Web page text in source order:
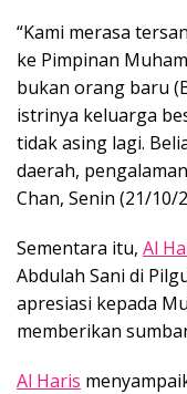
“Kami merasa
ke Pimpinan
bukan orang baru
istrinya keluarga
tidak asing lagi.
daerah,
Chan, Senin (21/10/
Sementara itu, Al
Abdulah Sani di
apresiasi kepada
memberikan
Al Haris